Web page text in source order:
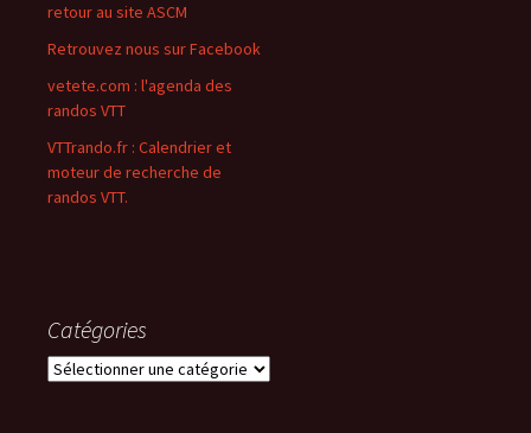
retour au site ASCM
Retrouvez nous sur Facebook
vetete.com : l'agenda des
randos VTT
VTTrando.fr : Calendrier et
moteur de recherche de
randos VTT.
Catégories
Catégories